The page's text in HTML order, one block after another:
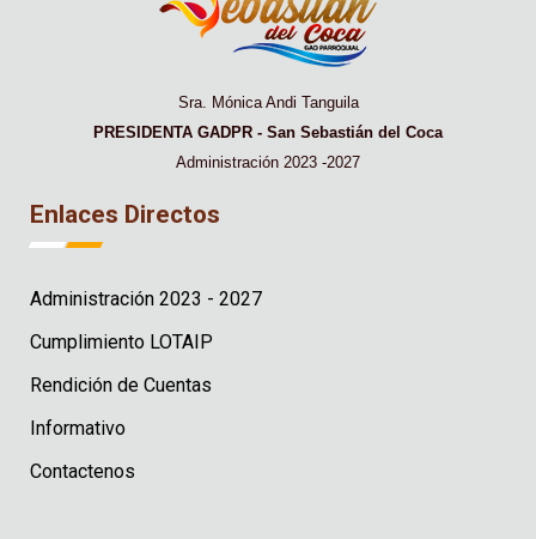
Sra. Mónica Andi Tanguila
PRESIDENTA GADPR - San Sebastián del Coca
Administración 2023 -2027
Enlaces Directos
Administración 2023 - 2027
Cumplimiento LOTAIP
Rendición de Cuentas
Informativo
Contactenos